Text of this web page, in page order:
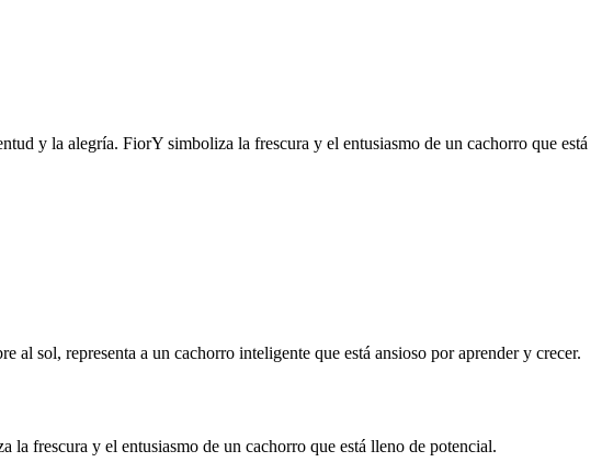
y la alegría. FiorY simboliza la frescura y el entusiasmo de un cachorro que está
sol, representa a un cachorro inteligente que está ansioso por aprender y crecer.
frescura y el entusiasmo de un cachorro que está lleno de potencial.